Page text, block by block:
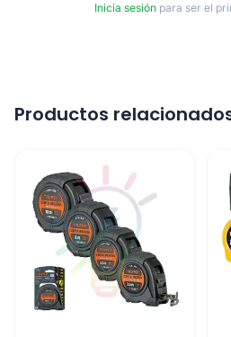
Inicia sesión para ser el
Productos